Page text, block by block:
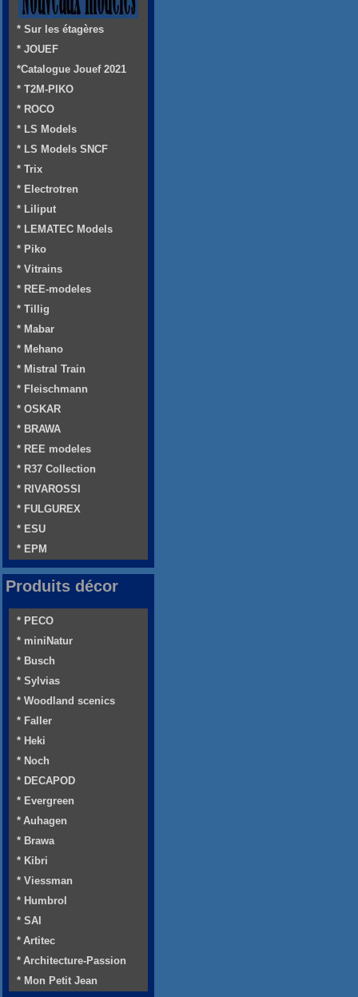
* Sur les étagères
* JOUEF
*Catalogue Jouef 2021
* T2M-PIKO
* ROCO
* LS Models
* LS Models SNCF
* Trix
* Electrotren
* Liliput
* LEMATEC Models
* Piko
* Vitrains
* REE-modeles
* Tillig
* Mabar
* Mehano
* Mistral Train
* Fleischmann
* OSKAR
* BRAWA
* REE modeles
* R37 Collection
* RIVAROSSI
* FULGUREX
* ESU
* EPM
Produits décor
* PECO
* miniNatur
* Busch
* Sylvias
* Woodland scenics
* Faller
* Heki
* Noch
* DECAPOD
* Evergreen
* Auhagen
* Brawa
* Kibri
* Viessman
* Humbrol
* SAI
* Artitec
* Architecture-Passion
* Mon Petit Jean